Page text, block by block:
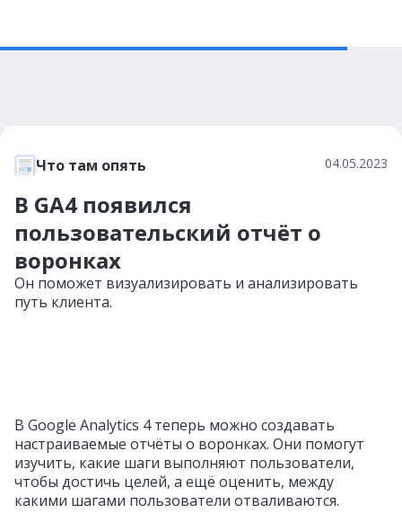
Что там опять 04.05.2023
В GA4 появился
пользовательский отчёт о
воронках
Он поможет визуализировать и анализировать
путь клиента.
В Google Analytics 4 теперь можно создавать
настраиваемые отчёты о воронках. Они помогут
изучить, какие шаги выполняют пользователи,
чтобы достичь целей, а ещё оценить, между
какими шагами пользователи отваливаются.